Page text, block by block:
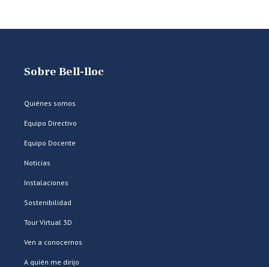
Sobre Bell-lloc
Quiénes somos
Equipo Directivo
Equipo Docente
Noticias
Instalaciones
Sostenibilidad
Tour Virtual 3D
Ven a conocernos
A quién me dirijo